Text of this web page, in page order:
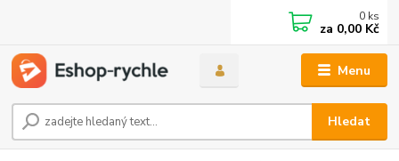
Menu
Hledat
0 ks
za 0,00 Kč